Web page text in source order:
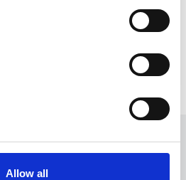
Allow all
Produkte